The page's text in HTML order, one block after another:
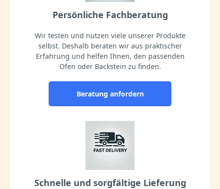
Persönliche Fachberatung
Wir testen und nutzen viele unserer Produkte
selbst. Deshalb beraten wir aus praktischer
Erfahrung und helfen Ihnen, den passenden
Ofen oder Backstein zu finden.
Beratung anfordern
Schnelle und sorgfältige Lieferung